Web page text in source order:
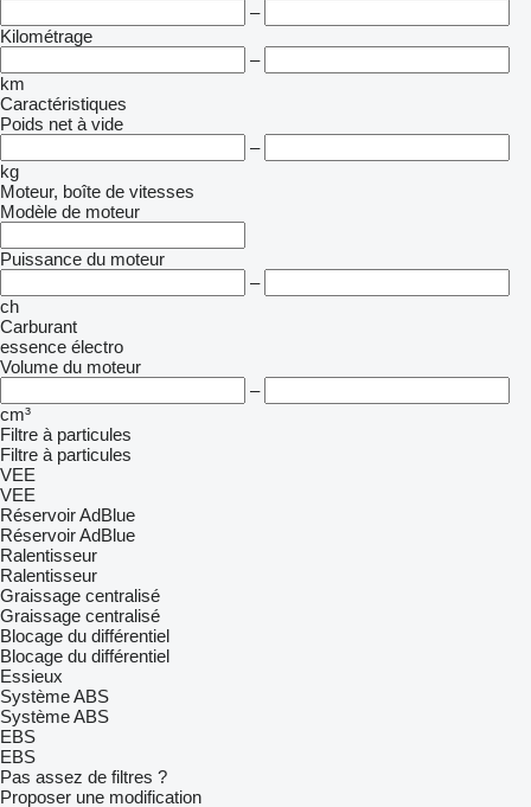
–
Kilométrage
–
km
Caractéristiques
Poids net à vide
–
kg
Moteur, boîte de vitesses
Modèle de moteur
Puissance du moteur
–
ch
Carburant
essence électro
Volume du moteur
–
cm³
Filtre à particules
Filtre à particules
VEE
VEE
Réservoir AdBlue
Réservoir AdBlue
Ralentisseur
Ralentisseur
Graissage centralisé
Graissage centralisé
Blocage du différentiel
Blocage du différentiel
Essieux
Système ABS
Système ABS
EBS
EBS
Pas assez de filtres ?
Proposer une modification